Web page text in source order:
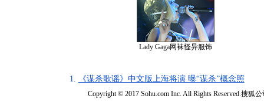
Lady Gaga网袜怪异服饰
1. 《谋杀歌谣》中文版上海将演 曝“谋杀”概念照
Copyright © 2017 Sohu.com Inc. All Rights Reserved.搜狐